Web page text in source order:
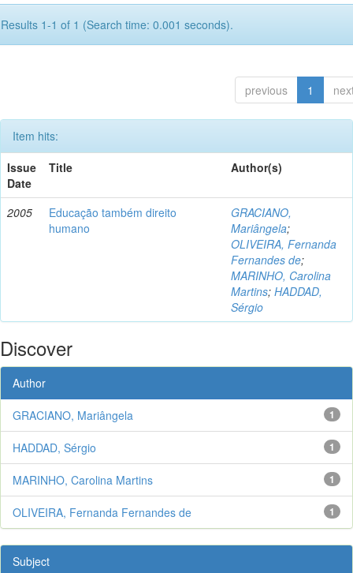
Results 1-1 of 1 (Search time: 0.001 seconds).
previous 1
Item hits:
Issue
Date
Title Author(s)
2005
Educação também direito
humano
GRACIANO,
Mariângela;
OLIVEIRA, Fernanda
Fernandes de;
MARINHO, Carolina
Martins; HADDAD,
Sérgio
Discover
Author
1
GRACIANO, Mariângela
1
HADDAD, Sérgio
1
MARINHO, Carolina Martins
1
OLIVEIRA, Fernanda Fernandes de
Subject